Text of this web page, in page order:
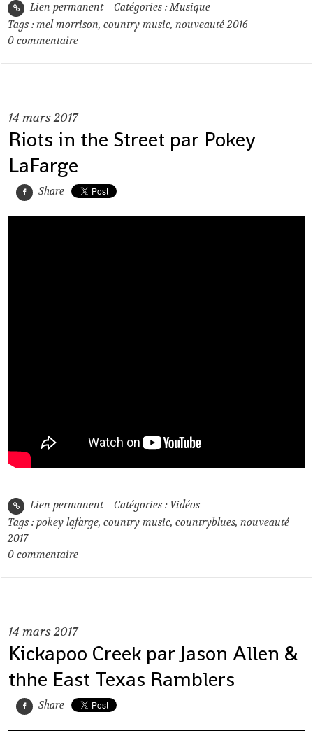
Lien permanent Catégories :Musique
Tags :mel morrison,country music,nouveauté 2016
0 commentaire
14 mars 2017
Riots in the Street par Pokey
LaFarge
Share
Lien permanent Catégories : Vidéos
Tags :pokey lafarge,country music,countryblues,nouveauté
2017
0 commentaire
14 mars 2017
Kickapoo Creek par Jason Allen &
thhe East Texas Ramblers
Share